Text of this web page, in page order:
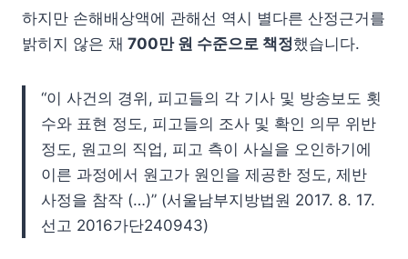
하지만 손해배상액에 관해선 역시 별다른 산정근거를
밝히지 않은 채 700만 원 수준으로 책정했습니다.
“이 사건의 경위, 피고들의 각 기사 및 방송보도 횟
수와 표현 정도, 피고들의 조사 및 확인 의무 위반
정도, 원고의 직업, 피고 측이 사실을 오인하기에
이른 과정에서 원고가 원인을 제공한 정도, 제반
사정을 참작 (…)” (서울남부지방법원 2017. 8. 17.
선고 2016가단240943)